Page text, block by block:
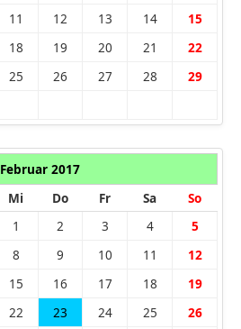
11 12 13 14 15
18 19 20 21 22
25 26 27 28 29
Februar 2017
Mi Do Fr Sa So
1 2 3 4 5
8 9 10 11 12
15 16 17 18 19
22 23 24 25 26